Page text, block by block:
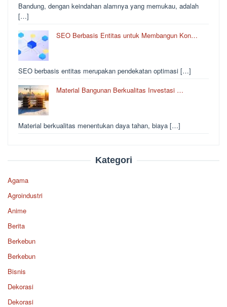
Bandung, dengan keindahan alamnya yang memukau, adalah
[…]
SEO Berbasis Entitas untuk Membangun Kon…
SEO berbasis entitas merupakan pendekatan optimasi […]
Material Bangunan Berkualitas Investasi …
Material berkualitas menentukan daya tahan, biaya […]
Kategori
Agama
Agroindustri
Anime
Berita
Berkebun
Berkebun
Bisnis
Dekorasi
Dekorasi